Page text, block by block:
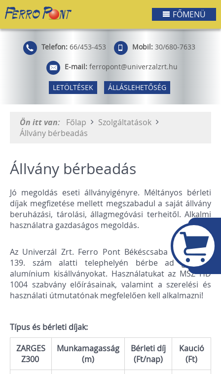
FŐMENÜ
Telefon: 66/453-453 Mobil: 30/680-7633
E-mail: ferropont@univerzalzrt.hu
LETÖLTÉSEK ÁLLÁSLEHETŐSÉG
Ön itt van: Főlap
Szolgáltatások
Állvány bérbeadás
Állvány bérbeadás
Jó megoldás eseti állványigényre. Méltányos bérleti
díjak megfizetése mellett megszabadul a saját állvány
beruházási, tárolási, állagmegóvási terheitől. Alkalmi
használatra gazdaságos megoldás.
Az Univerzál Zrt. Ferro Pont Békéscsaba Berényi u.
139. szám alatti telephelyén bérbe ad gördülő
alumínium kisállványokat. Használatukat az MSZ HD
1004 szabvány előírásainak, valamint a szerelési és
használati útmutatónak megfelelően kell alkalmazni!
Típus és bérleti díjak:
ZARGES
Z300
Munkamagasság
(m)
Bérleti díj
(Ft/nap)
Kaució
(Ft)